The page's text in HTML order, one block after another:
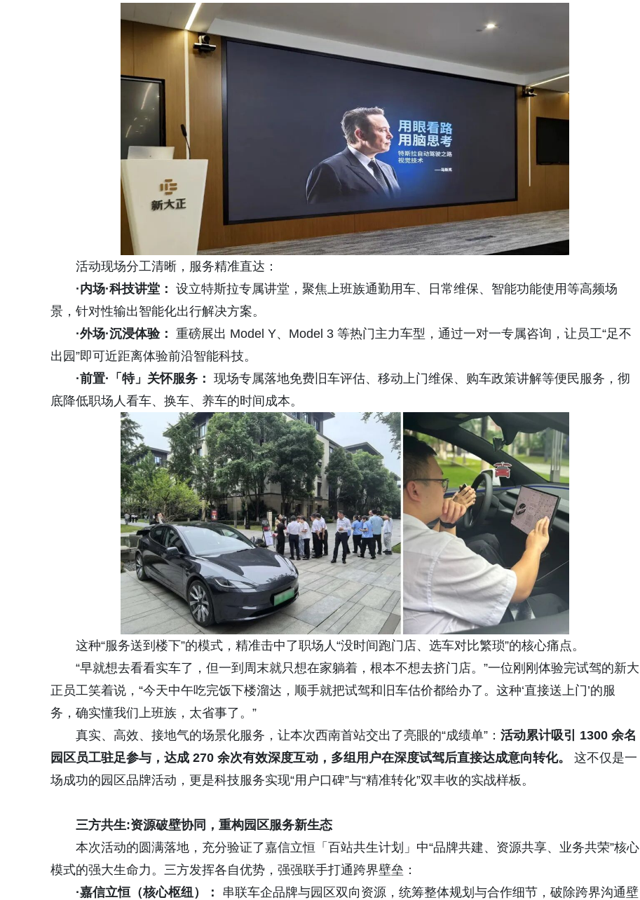
活动现场分工清晰，服务精准直达：
·内场·科技讲堂： 设立特斯拉专属讲堂，聚焦上班族通勤用车、日常维保、智能功能使用等高频场
景，针对性输出智能化出行解决方案。
·外场·沉浸体验： 重磅展出 Model Y、Model 3 等热门主力车型，通过一对一专属咨询，让员工“足不
出园”即可近距离体验前沿智能科技。
·前置·「特」关怀服务： 现场专属落地免费旧车评估、移动上门维保、购车政策讲解等便民服务，彻
底降低职场人看车、换车、养车的时间成本。
这种“服务送到楼下”的模式，精准击中了职场人“没时间跑门店、选车对比繁琐”的核心痛点。
“早就想去看看实车了，但一到周末就只想在家躺着，根本不想去挤门店。”一位刚刚体验完试驾的新大
正员工笑着说，“今天中午吃完饭下楼溜达，顺手就把试驾和旧车估价都给办了。这种‘直接送上门’的服
务，确实懂我们上班族，太省事了。”
真实、高效、接地气的场景化服务，让本次西南首站交出了亮眼的“成绩单”： 活动累计吸引 1300 余名
园区员工驻足参与，达成 270 余次有效深度互动，多组用户在深度试驾后直接达成意向转化。
这不仅是一
场成功的园区品牌活动，更是科技服务实现“用户口碑”与“精准转化”双丰收的实战样板。
三方共生:资源破壁协同，重构园区服务新生态
本次活动的圆满落地，充分验证了嘉信立恒「百站共生计划」中“品牌共建、资源共享、业务共荣”核心
模式的强大生命力。三方发挥各自优势，强强联手打通跨界壁垒：
·嘉信立恒（核心枢纽）：
串联车企品牌与园区双向资源，统筹整体规划与合作细节，破除跨界沟通壁